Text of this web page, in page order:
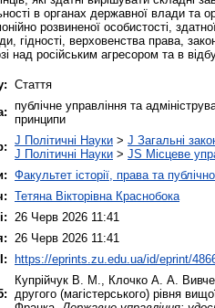
в органах державної влади та
розвиненої особистості,
гідності, верховенства права,
над російським агресором та в
Стаття
публічне управління та
принципи
J Політичні Науки > J Загальні
J Політичні Науки > JS Місцеве
Факультет історії, права та
Тетяна Вікторівна Краснобока
26 Черв 2026 11:41
26 Черв 2026 11:41
https://eprints.zu.edu.ua/id/eprint/
Купрійчук В. М. Клочко А. А.
другого (магістерського) рівня